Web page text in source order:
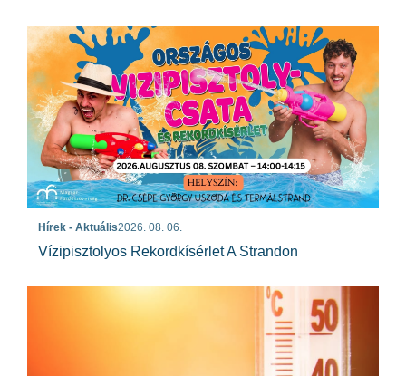
Hírek - Aktuális2026. 08. 06.
Vízipisztolyos Rekordkísérlet A Strandon